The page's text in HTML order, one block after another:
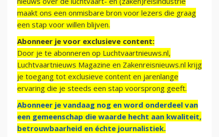
maakt ons een onmisbare bron voor lezers die graag
een stap voor willen blijven.
Abonneer je voor exclusieve content:
Door je te abonneren op Luchtvaartnieuws.nl,
Luchtvaartnieuws Magazine en Zakenreisnieuws.nl krijg
je toegang tot exclusieve content en jarenlange
ervaring die je steeds een stap voorsprong geeft.
Abonneer je vandaag nog en word onderdeel van
een gemeenschap die waarde hecht aan kwaliteit,
betrouwbaarheid en échte journalistiek.